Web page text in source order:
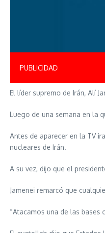
PUBLICIDAD
El líder supremo de Irán, Alí
Luego de una semana en la
Antes de aparecer en la TV
nucleares de Irán.
A su vez, dijo que el
Jamenei remarcó que
“Atacamos una de las bases